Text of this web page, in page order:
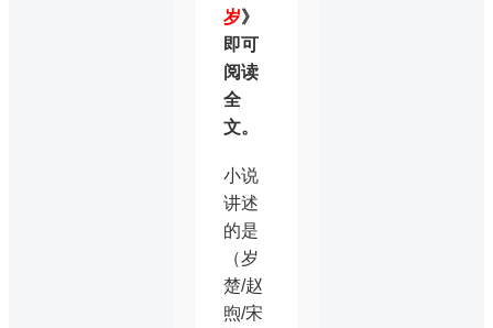
岁》
即可
阅读
全
文。
小说
讲述
的是
（岁
楚/赵
煦/宋